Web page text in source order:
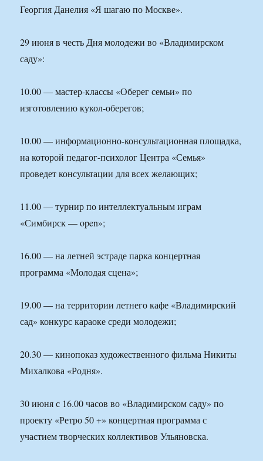
Георгия Данелия «Я шагаю по Москве».
29 июня в честь Дня молодежи во «Владимирском
саду»:
10.00 — мастер-классы «Оберег семьи» по
изготовлению кукол-оберегов;
10.00 — информационно-консультационная площадка,
на которой педагог-психолог Центра «Семья»
проведет консультации для всех желающих;
11.00 — турнир по интеллектуальным играм
«Симбирск — open»;
16.00 — на летней эстраде парка концертная
программа «Молодая сцена»;
19.00 — на территории летнего кафе «Владимирский
сад» конкурс караоке среди молодежи;
20.30 — кинопоказ художественного фильма Никиты
Михалкова «Родня».
30 июня с 16.00 часов во «Владимирском саду» по
проекту «Ретро 50 +» концертная программа с
участием творческих коллективов Ульяновска.